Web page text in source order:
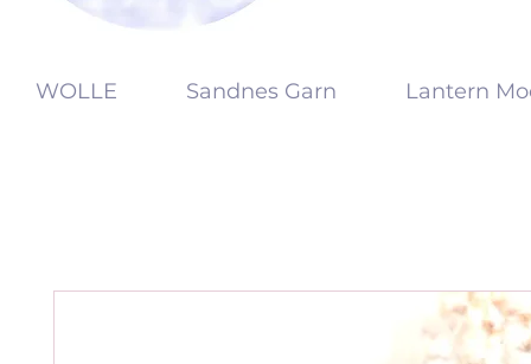
KW
WOLLE Sandnes Garn Lantern